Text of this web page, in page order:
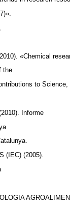
«Chemical
the
to
Informe
(IEC) (2005).